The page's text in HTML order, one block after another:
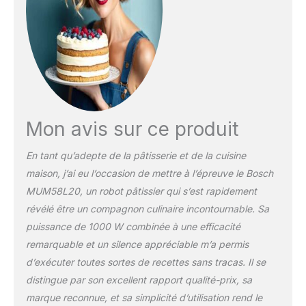
inoxydable de grande
capacité (3,9 L) permet
la préparation de
quantités importantes :
jusqu'à 2,7 kg de pâte à
gâteau / Sert également
contrôlable en une
pression de bouton pour
facile / 7 vitesses +
turbo, avec régulateur
intelligent de vitesse de
malaxage / Très peu
bruyant durant l'utilisation
MUM58L20, Robot
pâtissier pour cuisine et
pâtisserie / Kit pâtisserie
inox et râpeur/éminceur
Mon avis sur ce produit
En tant qu’adepte de la pâtisserie et de la cuisine
maison, j’ai eu l’occasion de mettre à l’épreuve le Bosch
MUM58L20, un robot pâtissier qui s’est rapidement
révélé être un compagnon culinaire incontournable. Sa
puissance de 1000 W combinée à une efficacité
remarquable et un silence appréciable m’a permis
d’exécuter toutes sortes de recettes sans tracas. Il se
distingue par son excellent rapport qualité-prix, sa
marque reconnue, et sa simplicité d’utilisation rend le